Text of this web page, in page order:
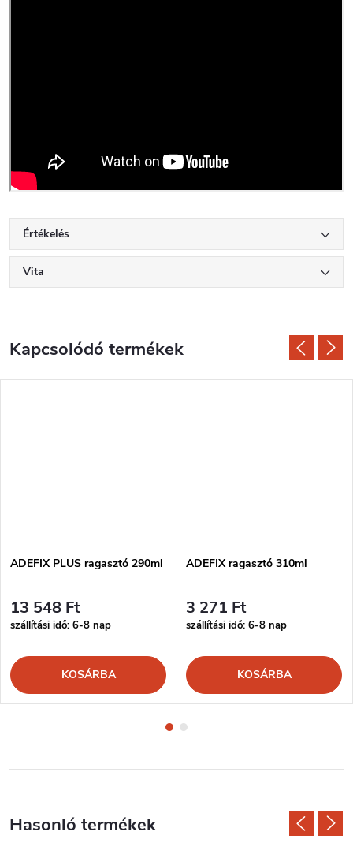
Értékelés
Vita
Kapcsolódó termékek
ADEFIX PLUS ragasztó 290ml
13 548 Ft
szállítási idő: 6-8 nap
KOSÁRBA
ADEFIX ragasztó 310ml
3 271 Ft
szállítási idő: 6-8 nap
KOSÁRBA